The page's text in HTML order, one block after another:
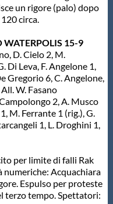
un rigore (palo) dopo
circa.
15-9
D. Cielo 2, M.
Di Leva, F. Angelone 1,
Gregorio 6, C. Angelone,
W. Fasano
2, A. Musco
M. Ferrante 1 (rig.), G.
1, L. Droghini 1,
per limite di falli Rak
numeriche: Acquachiara
Espulso per proteste
terzo tempo. Spettatori: